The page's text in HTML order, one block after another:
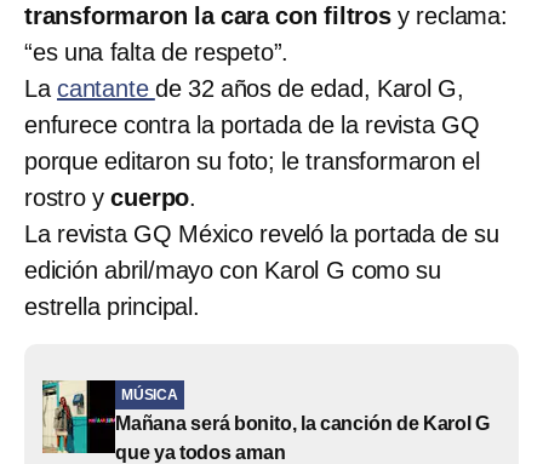
transformaron la cara con filtrosy reclama:
“es una falta de respeto”.
La cantante de 32 años de edad, Karol G,
enfurece contra la portada de la revista GQ
porque editaron su foto; le transformaron el
rostro ycuerpo.
La revista GQ México reveló la portada de su
edición abril/mayo con Karol G como su
estrella principal.
MÚSICA
Mañana será bonito, la canción de Karol G
que ya todos aman